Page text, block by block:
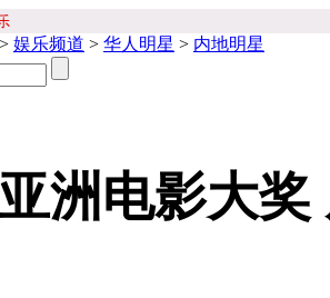
> 娱乐频道 > 华人明星 > 内地明星
洲电影大